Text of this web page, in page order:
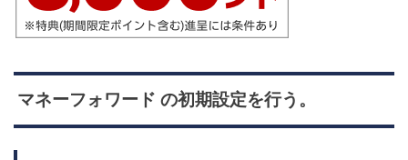
マネーフォワード の初期設定を行う。